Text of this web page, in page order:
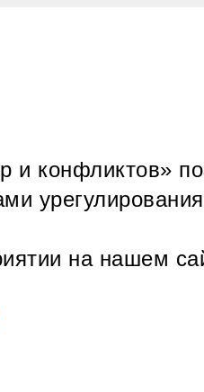
и конфликтов»
на нашем